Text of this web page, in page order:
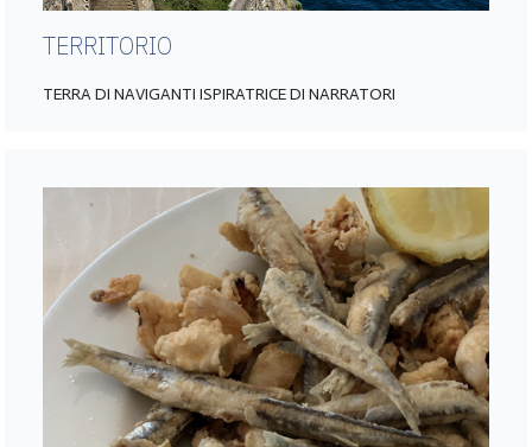
TERRITORIO
TERRA DI NAVIGANTI ISPIRATRICE DI NARRATORI